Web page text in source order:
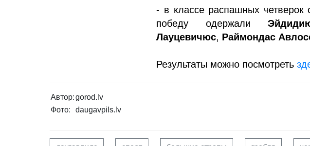
- в классе распашных четверок
победу одержали
Лауцевичюс, Раймондас
Результаты можно посмотреть
Автор:gorod.lv
Фото:
daugavpils.lv